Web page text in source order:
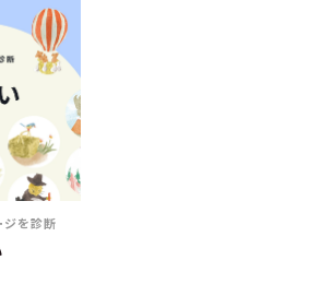
ジを診断